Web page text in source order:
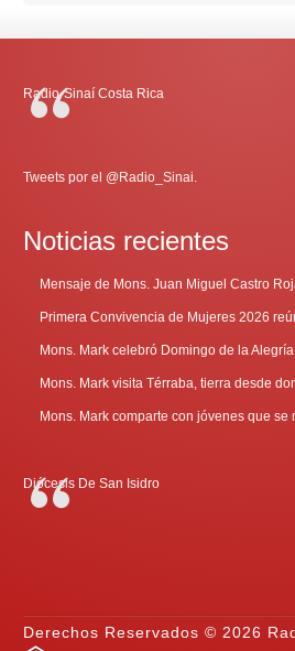
Radio-Sinaí Costa Rica
Tweets por el @Radio_Sinai.
Noticias recientes
Mons. Mark celebró Domingo de la
Mons. Mark visita Térraba, tierra desde
Diócesis De San Isidro
Derechos Reservados © 2026